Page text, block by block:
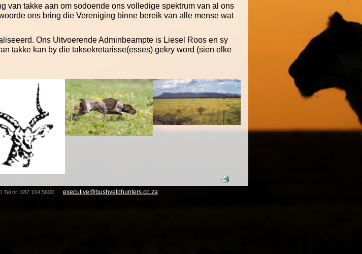
van takke aan om sodoende ons volledige spektrum van al ons
ons bring die Vereniging binne bereik van alle mense wat
Ons Uitvoerende Adminbeampte is Liesel Roos en sy
takke kan by die taksekretarisse(esses) gekry word (sien elke
Tel nr: 087 164 5600 executive@bushveldhunters.co.za